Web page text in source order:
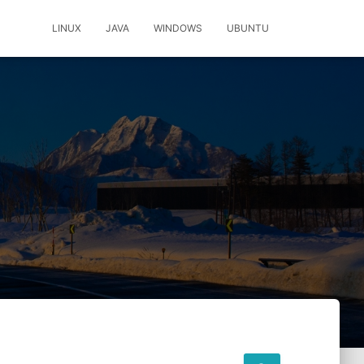
LINUX JAVA WINDOWS UBUNTU